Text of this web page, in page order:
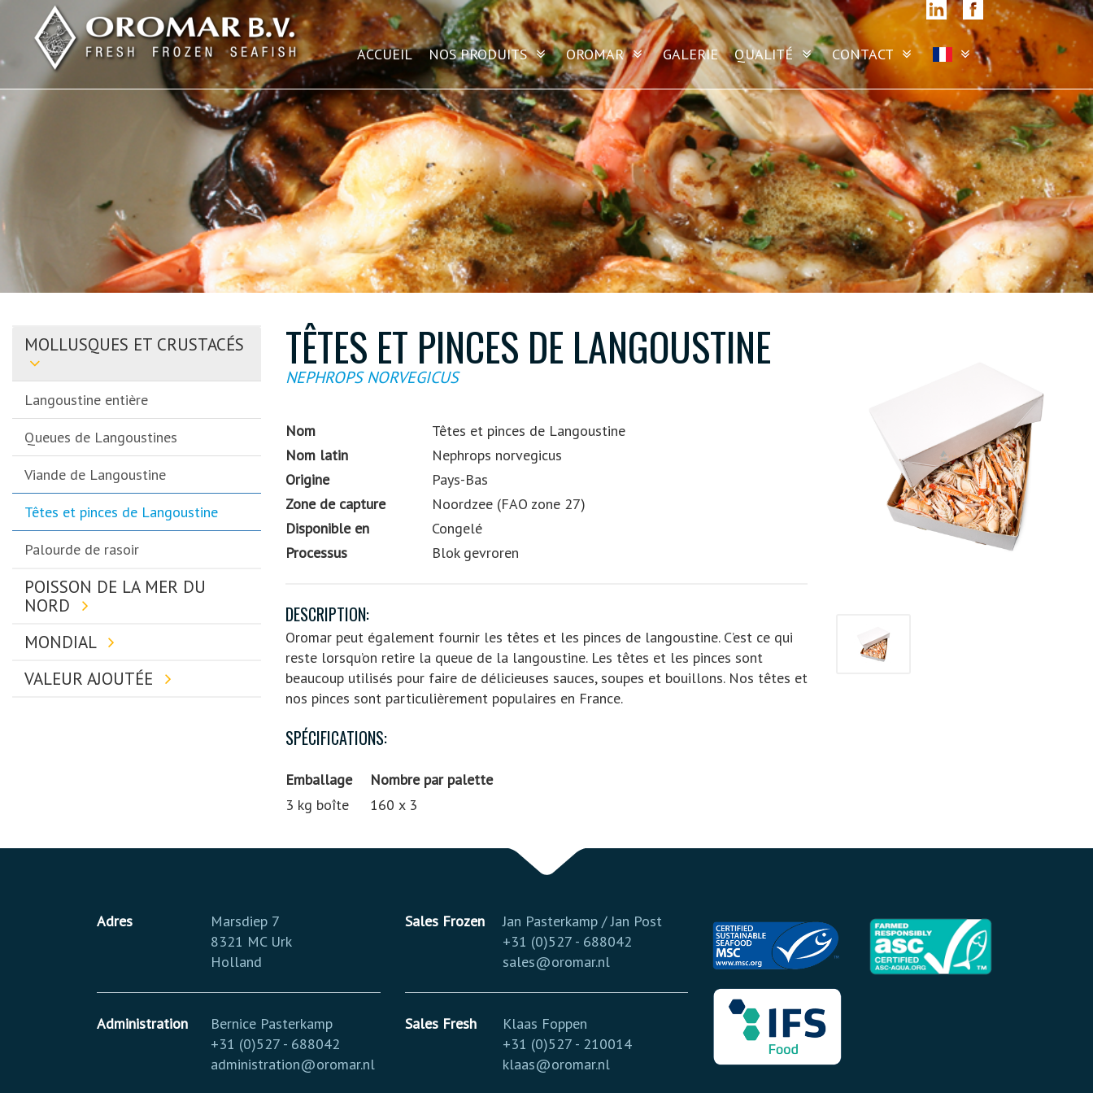
ACCUEIL NOS PRODUITS OROMAR GALERIE QUALITÉ CONTACT
MOLLUSQUES ET CRUSTACÉS
Langoustine entière
Queues de Langoustines
Viande de Langoustine
Têtes et pinces de Langoustine
Palourde de rasoir
POISSON DE LA MER DU
NORD
MONDIAL
VALEUR AJOUTÉE
TÊTES ET PINCES DE LANGOUSTINE
NEPHROPS NORVEGICUS
Nom
Têtes et pinces de Langoustine
Nom latin
Nephrops norvegicus
Origine
Pays-Bas
Zone de capture
Noordzee (FAO zone 27)
Disponible en
Congelé
Processus
Blok gevroren
DESCRIPTION:
Oromar peut également fournir les têtes et les pinces de langoustine. C’est ce qui
reste lorsqu’on retire la queue de la langoustine. Les têtes et les pinces sont
beaucoup utilisés pour faire de délicieuses sauces, soupes et bouillons. Nos têtes et
nos pinces sont particulièrement populaires en France.
SPÉCIFICATIONS:
Emballage
Nombre par palette
3 kg boîte
160 x 3
Adres
Marsdiep 7
8321 MC Urk
Holland
Administration
Bernice Pasterkamp
+31 (0)527 - 688042
administration@oromar.nl
Sales Frozen
Jan Pasterkamp / Jan Post
+31 (0)527 - 688042
sales@oromar.nl
Sales Fresh
Klaas Foppen
+31 (0)527 - 210014
klaas@oromar.nl